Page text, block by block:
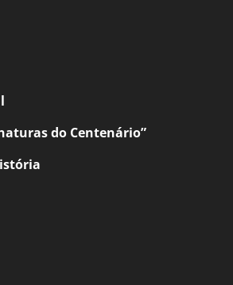
do Centenário”